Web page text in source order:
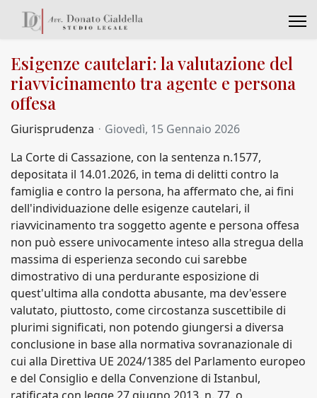
Esigenze cautelari: la valutazione del
riavvicinamento tra agente e persona
offesa
Giurisprudenza
Giovedì, 15 Gennaio 2026
La Corte di Cassazione, con la sentenza n.1577,
depositata il 14.01.2026, in tema di delitti contro la
famiglia e contro la persona, ha affermato che, ai fini
dell'individuazione delle esigenze cautelari, il
riavvicinamento tra soggetto agente e persona offesa
non può essere univocamente inteso alla stregua della
massima di esperienza secondo cui sarebbe
dimostrativo di una perdurante esposizione di
quest'ultima alla condotta abusante, ma dev'essere
valutato, piuttosto, come circostanza suscettibile di
plurimi significati, non potendo giungersi a diversa
conclusione in base alla normativa sovranazionale di
cui alla Direttiva UE 2024/1385 del Parlamento europeo
e del Consiglio e della Convenzione di Istanbul,